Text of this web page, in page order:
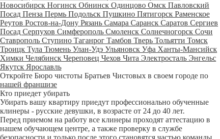
Новосибирск Ногинск Обнинск Одинцово Омск Павловский
Посад Пенза Пермь Подольск Пушкино Пятигорск Раменское
Реутов Ростов-на-Дону Рязань Самара Саранск Саратов Сергиев
Посад Серпухов Симферополь Смоленск Солнечногорск Сочи
Ставрополь Ступино Таганрог Тамбов Тверь Тольятти Томск
Троицк Тула Тюмень Улан-Удэ Ульяновск Уфа Ханты-Мансийск
Химки Челябинск Череповец Чехов Чита Электросталь Энгельс
Якутск Ярославль
Откройте Бюро чистоты Братьев Чистовых в своем городе по
нашей франшизе
Кто приедет убирать
Убирать вашу квартиру приедут профессионально обученные
клинеры - русские девушки, в возрасте от 24 до 40 лет.
Перед приемом на работу все клинеры проходят аттестацию в
нашем обучающем центре, а также проверку в службе
безопасности и только после этого становятся частью команды